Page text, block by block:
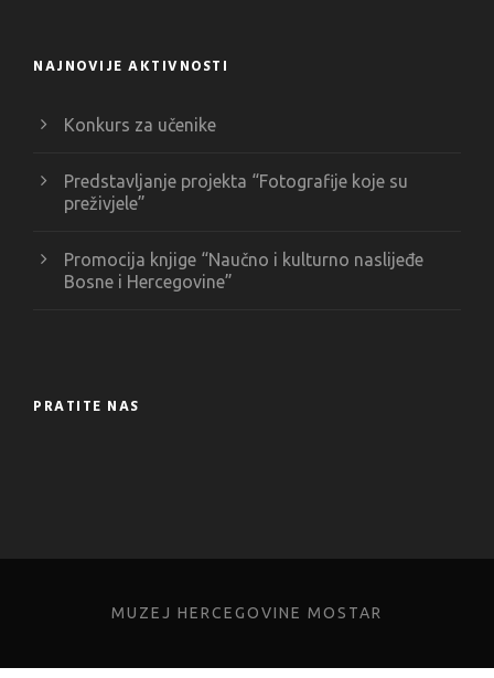
NAJNOVIJE AKTIVNOSTI
Konkurs za učenike
Predstavljanje projekta “Fotografije koje su
preživjele”
Promocija knjige “Naučno i kulturno naslijeđe
Bosne i Hercegovine”
PRATITE NAS
MUZEJ HERCEGOVINE MOSTAR